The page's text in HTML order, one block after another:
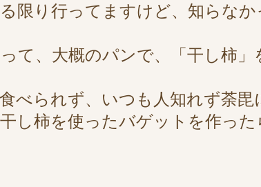
限り行ってますけど、知らなか
て、大概のパンで、「干し柿
べられず、いつも人知れず荼毘
し柿を使ったバゲットを作った